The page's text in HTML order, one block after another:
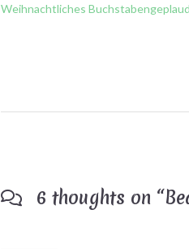
Weihnachtliches
6 thoughts on “